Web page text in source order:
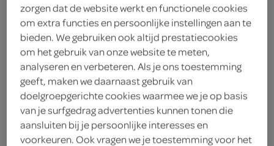
M&M'S M&M'S Gezouten
karamel
zorgen dat de website werkt en functionele cookies
om extra functies en persoonlijke instellingen aan te
bieden. We gebruiken ook altijd prestatiecookies
om het gebruik van onze website te meten,
analyseren en verbeteren. Als je ons toestemming
geeft, maken we daarnaast gebruik van
doelgroepgerichte cookies waarmee we je op basis
van je surfgedrag advertenties kunnen tonen die
aansluiten bij je persoonlijke interesses en
voorkeuren. Ook vragen we je toestemming voor het